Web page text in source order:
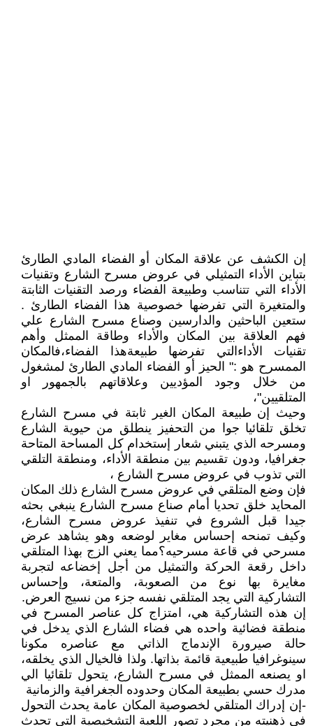
إن الكشف عن علاقة المكان أو الفضاء المادي الطارئ
بتباين الأداء التمثيلي في عروض مسرح الشارع وتقنيات
الأداء التي تتناسب وطبيعة الفضاء ورصد التقنيات الثابتة
والمتغيرة التي تفرضها خصوصية هذا الفضاء الطارئ .
ستعين الباحثين والدارسين وصناع مسرح الشارع علي
فهم العلاقة بين المكان والأداء وطاقة الممثل وأهم
تقنيات الأداءالتي تفرضها طبيعةهذا الفضاء،فالمكان
الممسرح هو :" الحيز أو الفضاء المادي الطارئ لمشغول
من خلال وجود المؤديين وعلاقاتهم بالجمهور او
المتلقيين"،
وحيث إن طبيعة المكان الغير ثابتة في مسرح الشارع
تخلق تلقائيا جوا من التحفيز ينطلق من حيوية الشارع
ومسرحه الذي يتبني شعار إستخدام كل المساحة المتاحة
جغرافيا، ودون تقسيم بين منطقة الأداء، ومنطقة التلقي
التي تذوب في عروض مسرح الشارع ،
فإن وضع المتلقي في عروض مسرح الشارع ذلك المكان
المحايد خلق تحديا أمام صناع مسرح الشارع ينبغي بحثه
جيدا قبل الشروع في تنفيذ عروض مسرح الشارع،
وكيف تمنحه إحساس مغاير لوضعه وهو يشاهد عرض
مسرحي في قاعة مسرحيه؟مما يعني الزج بهذا المتلقي
داخل رقعة الحركة والتمثيل من أجل إخضاعه لتجربة
مغايرة بها نوع من الصعوبة، والمتعة، وإحساس
التشاركية التي يجد المتلقي نفسه جزء من نسيج العرض.
إن هذه التشاركية هي، امتزاج كل عناصر المسرح في
منطقة فضائية واحده هي فضاء الشارع الذي يدخل في
حالة صيرورة الإندماج الذاتي مع عناصره مكونا
سينوغرافيا طبيعية قائمة بذاتها. ولذا فالخيال الذي يخلقه،
او يصنعه الممثل في مسرح الشارع، يتحول تلقائيا الي
مدرك حسي بطبيعة المكان وحدوده الجغرافية والزمانية
-إن إدراك المتلقي لخصوصية المكان عامة يحدث التحول
في ذهنيته من مجرد تصور اللعبة التشخيصية التي تحدث